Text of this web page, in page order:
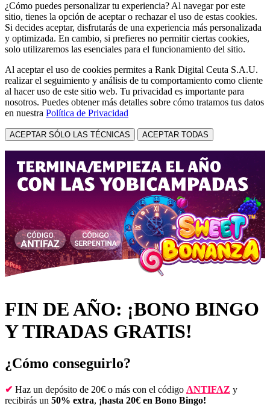
¿Cómo puedes personalizar tu experiencia? Al navegar por este
sitio, tienes la opción de aceptar o rechazar el uso de estas cookies.
Si decides aceptar, disfrutarás de una experiencia más personalizada
y optimizada. En cambio, si prefieres no permitir ciertas cookies,
solo utilizaremos las esenciales para el funcionamiento del sitio.
Al aceptar el uso de cookies permites a Rank Digital Ceuta S.A.U.
realizar el seguimiento y análisis de tu comportamiento como cliente
al hacer uso de este sitio web. Tu privacidad es importante para
nosotros. Puedes obtener más detalles sobre cómo tratamos tus datos
en nuestra Política de Privacidad
ACEPTAR SÓLO LAS TÉCNICAS ACEPTAR TODAS
FIN DE AÑO: ¡BONO BINGO
Y TIRADAS GRATIS!
¿Cómo conseguirlo?
✔ Haz un depósito de 20€ o más con el código ANTIFAZ y
recibirás un 50% extra, ¡hasta 20€ en Bono Bingo!